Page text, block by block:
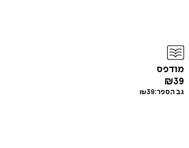
מודפס
₪39
גב הספר: ₪39